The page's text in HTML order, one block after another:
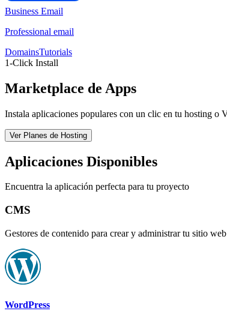
Business Email
Professional email
DomainsTutorials
1-Click Install
Marketplace de Apps
Instala aplicaciones populares con un clic en tu hosting o
Ver Planes de Hosting
Aplicaciones Disponibles
Encuentra la aplicación perfecta para tu proyecto
CMS
Gestores de contenido para crear y administrar tu sitio web
WordPress